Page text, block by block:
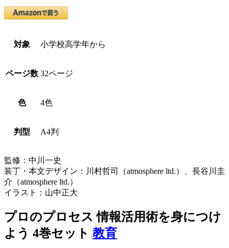
対象 小学校高学年から
ページ数 32ページ
色 4色
判型 A4判
監修：中川一史
装丁・本文デザイン：川村哲司（atmosphere ltd.）、長谷川圭
介（atmosphere ltd.）
イラスト：山中正大
プロのプロセス 情報活用術を身につけ
よう 4巻セット 教育